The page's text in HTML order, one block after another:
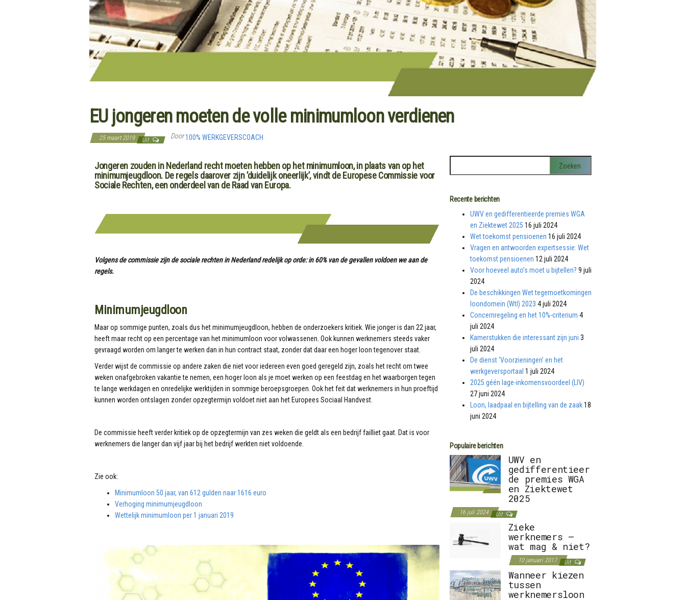
EU jongeren moeten de volle minimumloon verdienen
25 maart 2019 Uit Door100% WERKGEVERSCOACH
Jongeren zouden in Nederland recht moeten hebben op het minimumloon, in plaats van op het
minimumjeugdloon. De regels daarover zijn ’duidelijk oneerlijk’, vindt de Europese Commissie voor
Sociale Rechten, een onderdeel van de Raad van Europa.
Volgens de commissie zijn de sociale rechten in Nederland redelijk op orde: in 60% van de gevallen voldoen we aan de
regels.
Minimumjeugdloon
Maar op sommige punten, zoals dus het minimumjeugdloon, hebben de onderzoekers kritiek. Wie jonger is dan 22 jaar,
heeft maar recht op een percentage van het minimumloon voor volwassenen. Ook kunnen werknemers steeds vaker
gevraagd worden om langer te werken dan in hun contract staat, zonder dat daar een hoger loon tegenover staat.
Verder wijst de commissie op andere zaken die niet voor iedereen even goed geregeld zijn, zoals het recht om twee
weken onafgebroken vakantie te nemen, een hoger loon als je moet werken op een feestdag en het waarborgen tegen
te lange werkdagen en onredelijke werktijden in sommige beroepsgroepen. Ook het feit dat werknemers in hun proeftijd
kunnen worden ontslagen zonder opzegtermijn voldoet niet aan het Europees Sociaal Handvest.
De commissie heeft verder kritiek op de opzegtermijn van zes weken die geldt als een bedrijf failliet gaat. Dat is voor
werknemers die langer dan vijf jaar bij het bedrijf werkten niet voldoende.
Zie ook:
Minimumloon 50 jaar, van 612 gulden naar 1616 euro
Verhoging minimumjeugdloon
Wettelijk minimumloon per 1 januari 2019
Recente berichten
UWV en gedifferentieerde premies WGA
en Ziektewet 2025 16 juli 2024
Wet toekomst pensioenen 16 juli 2024
Vragen en antwoorden expertsessie: Wet
toekomst pensioenen 12 juli 2024
Voor hoeveel auto’s moet u bijtellen? 9 juli
2024
De beschikkingen Wet tegemoetkomingen
loondomein (Wtl) 2023 4 juli 2024
Concernregeling en het 10%-criterium 4
juli 2024
Kamerstukken die interessant zijn juni 3
juli 2024
De dienst ‘Voorzieningen’ en het
werkgeversportaal 1 juli 2024
2025 géén lage-inkomensvoordeel (LIV)
27 juni 2024
Loon, laadpaal en bijtelling van de zaak 18
juni 2024
Populaire berichten
UWV en
gedifferentieer
de premies WGA
en Ziektewet
2025
16 juli 2024 Uit
Zieke
werknemers –
wat mag & niet?
10 januari 2017 Uit
Wanneer kiezen
tussen
werknemersloon